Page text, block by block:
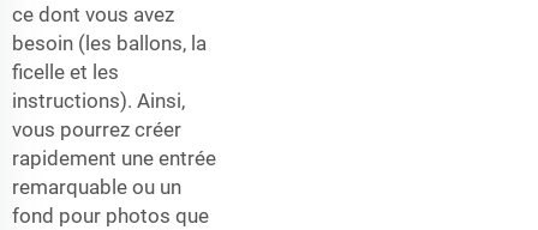
ce dont vous avez
besoin (les ballons, la
ficelle et les
instructions). Ainsi,
vous pourrez créer
rapidement une entrée
remarquable ou un
fond pour photos que